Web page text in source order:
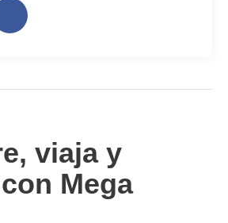
viaja y
Mega